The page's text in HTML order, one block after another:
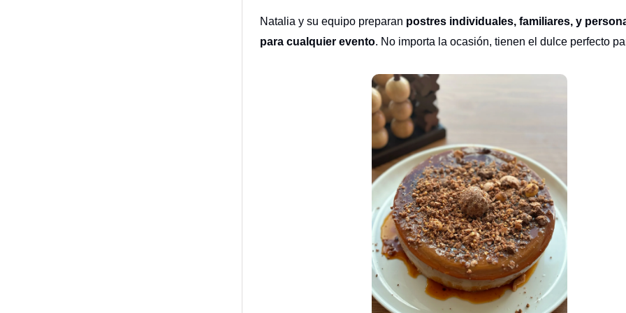
Natalia y su equipo preparan postres individuales, familiares, y
para cualquier evento. No importa la ocasión, tienen el dulce perfecto